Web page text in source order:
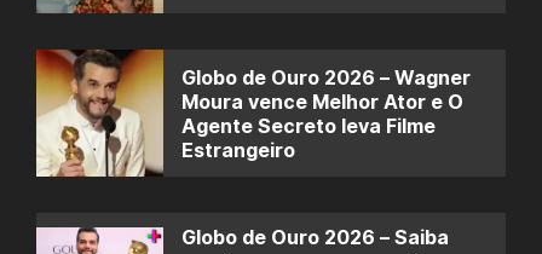
Globo de Ouro 2026 – Wagner
Moura vence Melhor Ator e O
Agente Secreto leva Filme
Estrangeiro
Globo de Ouro 2026 – Saiba